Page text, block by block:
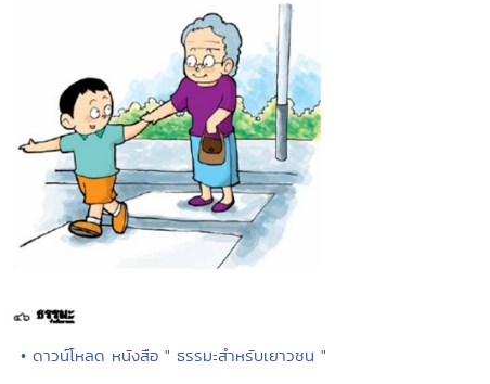
• ดาวน์โหลด หนังสือ " ธรรมะสำหรับเยาวชน "